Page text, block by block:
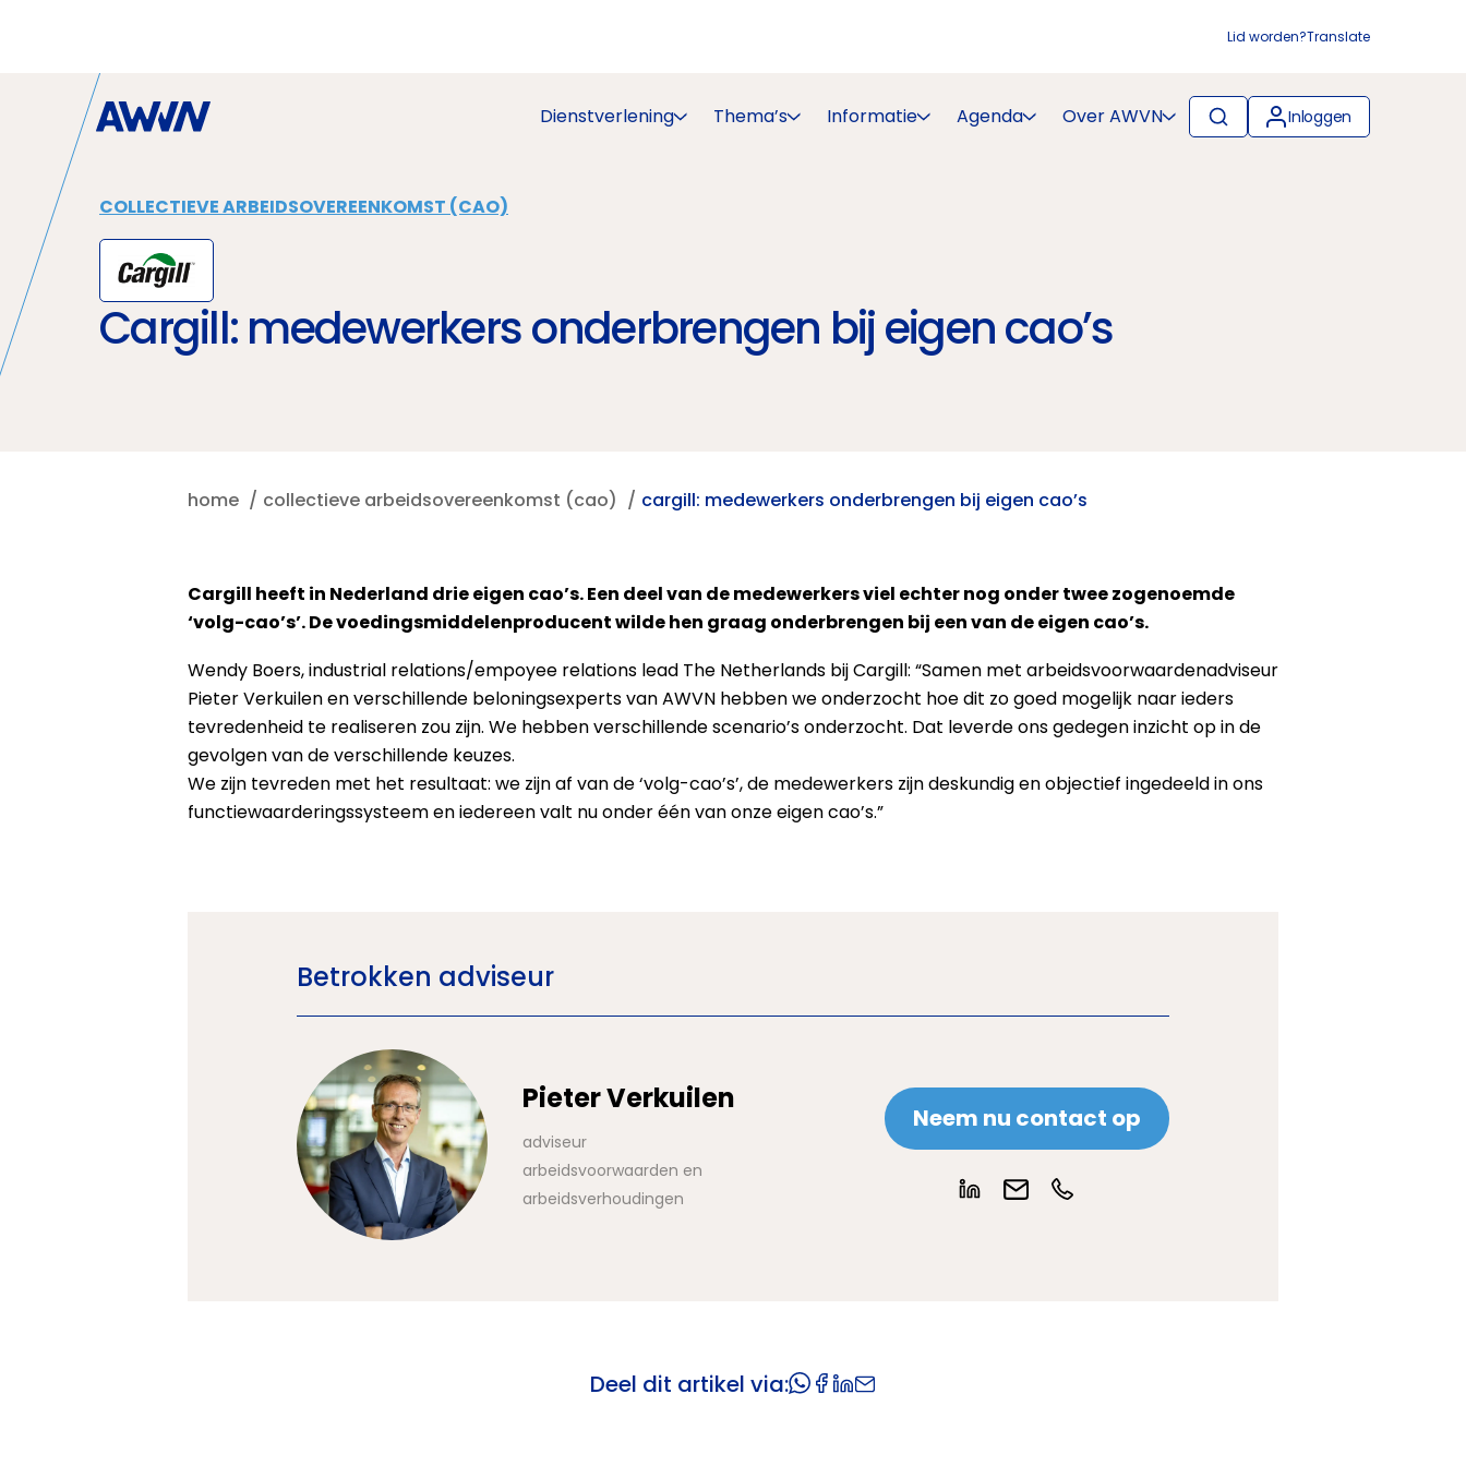
Lid worden?Translate
Dienstverlening Thema’s Informatie Agenda Over AWVN Inloggen
COLLECTIEVE ARBEIDSOVEREENKOMST (CAO)
Cargill: medewerkers onderbrengen bij eigen cao’s
home collectieve arbeidsovereenkomst (cao) cargill: medewerkers onderbrengen bij eigen cao’s
Cargill heeft in Nederland drie eigen cao’s. Een deel van de medewerkers viel echter nog onder twee zogenoemde
‘volg-cao’s’. De voedingsmiddelenproducent wilde hen graag onderbrengen bij een van de eigen cao’s.
Wendy Boers, industrial relations/empoyee relations lead The Netherlands bij Cargill: “Samen met arbeidsvoorwaardenadviseur
Pieter Verkuilen en verschillende beloningsexperts van AWVN hebben we onderzocht hoe dit zo goed mogelijk naar ieders
tevredenheid te realiseren zou zijn. We hebben verschillende scenario’s onderzocht. Dat leverde ons gedegen inzicht op in de
gevolgen van de verschillende keuzes.
We zijn tevreden met het resultaat: we zijn af van de ‘volg-cao’s’, de medewerkers zijn deskundig en objectief ingedeeld in ons
functiewaarderingssysteem en iedereen valt nu onder één van onze eigen cao’s.”
Betrokken adviseur
Pieter Verkuilen
adviseur
arbeidsvoorwaarden en
arbeidsverhoudingen
Neem nu contact op
Deel dit artikel via: